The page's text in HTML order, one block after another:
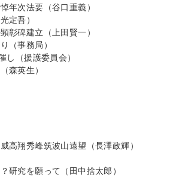
年次法要（谷口重義）
定吾）
彰碑建立（上田賢一）
（事務局）
し（援護委員会）
森英生）
高翔秀峰筑波山遠望（長澤政輝）
研究を願って（田中捨太郎）